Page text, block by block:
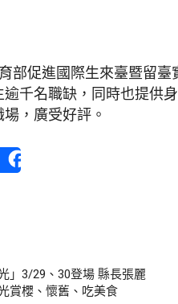
部促進國際生來臺暨留
千名職缺，同時也提供
，廣受好評。
」3/29、30登場 縣長張麗
賞櫻、懷舊、吃美食